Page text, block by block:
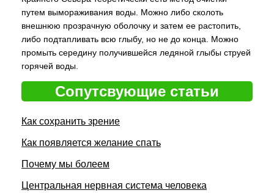
путем вымораживания воды. Можно либо сколоть
внешнюю прозрачную оболочку и затем ее растопить,
либо подтапливать всю глыбу, но не до конца. Можно
промыть середину получившейся ледяной глыбы струей
горячей воды.
Сопутсвующие статьи
Как сохранить зрение
Как появляется желание спать
Почему мы болеем
Центральная нервная система человека